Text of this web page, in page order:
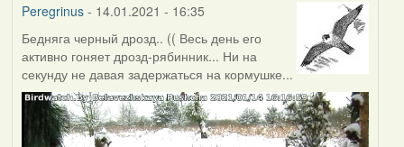
Peregrinus- 14.01.2021 - 16:35
Бедняга черный дрозд.. (( Весь день его
активно гоняет дрозд-рябинник... Ни на
секунду не давая задержаться на кормушке...